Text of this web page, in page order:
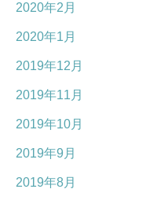
2020年2月
2020年1月
2019年12月
2019年11月
2019年10月
2019年9月
2019年8月